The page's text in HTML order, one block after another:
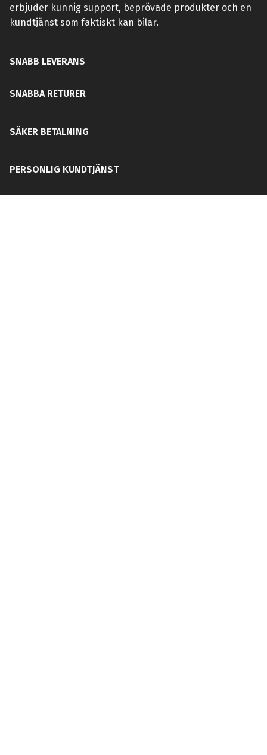
erbjuder kunnig support, beprövade produkter och en
kundtjänst som faktiskt kan bilar.
SNABB LEVERANS
SNABBA RETURER
SÄKER BETALNING
PERSONLIG KUNDTJÄNST